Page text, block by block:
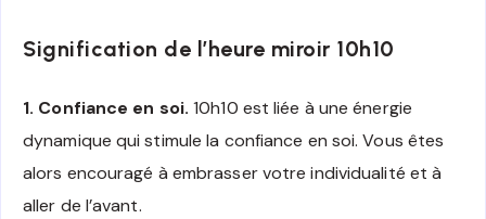
Signification de l’heure miroir 10h10
1. Confiance en soi. 10h10 est liée à une énergie
dynamique qui stimule la confiance en soi. Vous êtes
alors encouragé à embrasser votre individualité et à
aller de l’avant.